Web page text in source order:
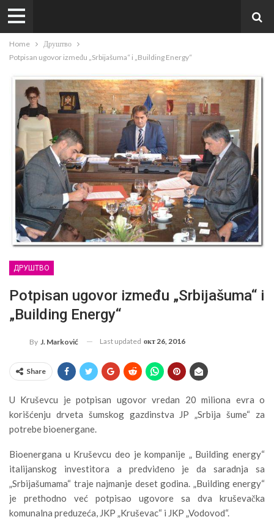
Home
Друштво
Potpisan ugovor između „Srbijašuma“ i „Building Energy“
ДРУШТВО
Potpisan ugovor između „Srbijašuma“ i
„Building Energy“
By J. Marković Last updated окт 26, 2016
Share
U Kruševcu je potpisan ugovor vredan 20 miliona evra o
korišćenju drveta šumskog gazdinstva JP „Srbija šume“ za
potrebe bioenergane.
Bioenergana u Kruševcu deo je kompanije „ Building energy“
italijanskog investitora a predviđeno je da saradnja sa
„Srbijašumama“ traje najmanje deset godina. „Building energy“
je prethodno već potpisao ugovore sa dva kruševačka
komunalna preduzeća, JKP „Kruševac“ i JKP „Vodovod“.